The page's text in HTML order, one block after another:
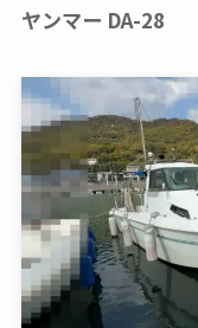
ヤンマー DA-28